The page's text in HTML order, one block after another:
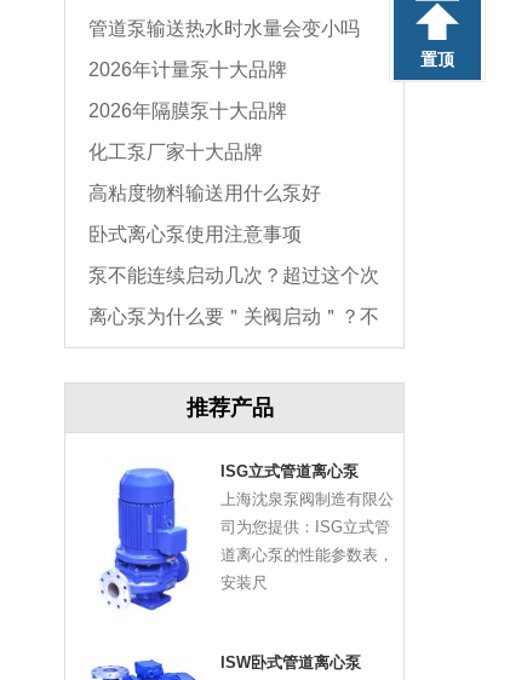
置顶
选型与维护全指南
管道泵输送热水时水量会变小吗
2026年计量泵十大品牌
2026年隔膜泵十大品牌
化工泵厂家十大品牌
高粘度物料输送用什么泵好
卧式离心泵使用注意事项
泵不能连续启动几次？超过这个次
数，电机必坏
离心泵为什么要＂关阀启动＂？不
推荐产品
ISG立式管道离心泵
上海沈泉泵阀制造有限公
司为您提供：ISG立式管
道离心泵的性能参数表，
安装尺
ISW卧式管道离心泵